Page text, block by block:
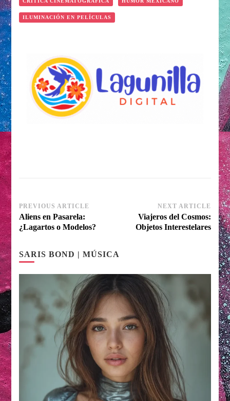
ILUMINACIÓN EN PELÍCULAS
Post
Navigation
PREVIOUS ARTICLE
Aliens en Pasarela:
¿Lagartos o Modelos?
NEXT ARTICLE
Viajeros del Cosmos:
Objetos Interestelares
SARIS BOND | MÚSICA